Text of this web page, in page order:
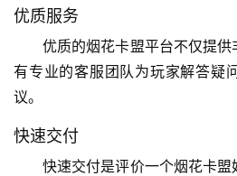
优质服务
优质的烟花卡盟平台不仅提
有专业的客服团队为玩家解答疑
议。
快速交付
快速交付是评价一个烟花卡